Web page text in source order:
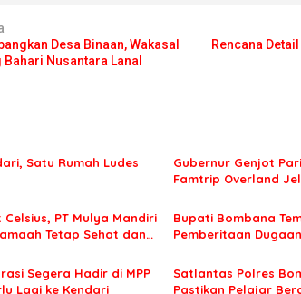
Desa Binaan, Wakasal
Nusantara Lanal
Rencana
Satu Rumah Ludes
Gubernur Genjot
Famtrip Overland
Celsius, PT Mulya Mandiri
Tetap Sehat dan
Bupati Bombana
Pemberitaan
Segera Hadir di MPP
Lagi ke Kendari
Satlantas Polres
Pastikan Pelajar